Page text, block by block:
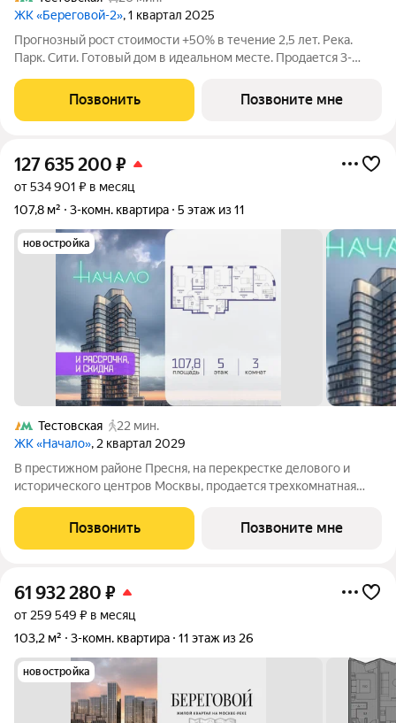
ЖК «Береговой-2», 1 квартал 2025
Прогнозный рост стоимости +50% в течение 2,5 лет. Река.
Парк. Сити. Готовый дом в идеальном месте. Продается 3-
и видом на школу. Береговой - квартал-курорт в центре
столицы. Пешеходная
Позвонить Позвоните мне
127 635 200 ₽
от 534 901 ₽ в месяц
107,8 м²
3-комн. квартира 5 этаж из 11
новостройка
Тестовская
22 мин.
ЖК «Начало», 2 квартал 2029
В престижном районе Пресня, на перекрестке делового и
исторического центров Москвы, продается трехкомнатная
находится на 5 этаже 11-этажного дома, в новом элитном
жилом комплексе «Начало» от
Позвонить Позвоните мне
61 932 280 ₽
от 259 549 ₽ в месяц
103,2 м²
3-комн. квартира 11 этаж из 26
новостройка